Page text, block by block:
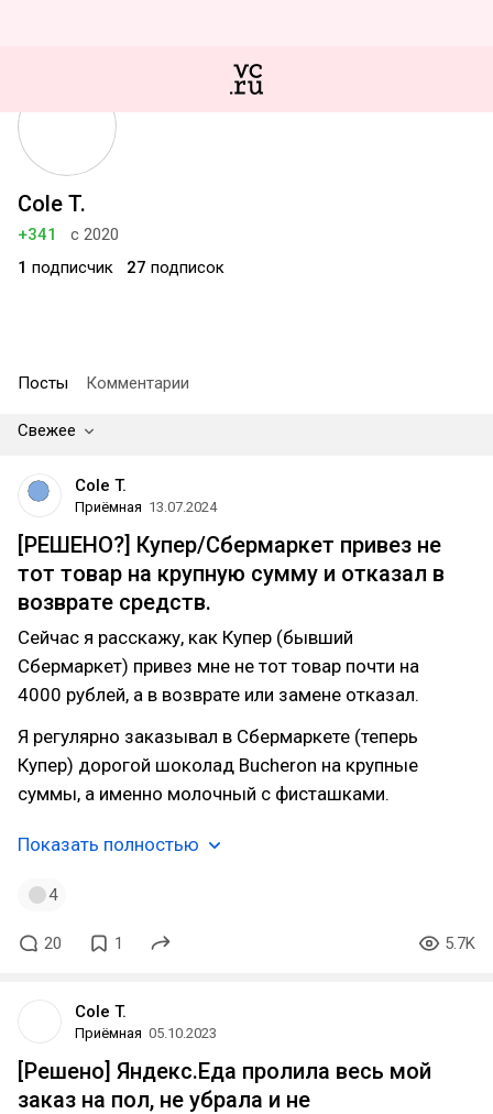
Cole T.
+341
с 2020
1 подписчик 27 подписок
Посты Комментарии
Свежее
Cole T.
Приёмная 13.07.2024
[РЕШЕНО?] Купер/Сбермаркет привез не
тот товар на крупную сумму и отказал в
возврате средств.
Сейчас я расскажу, как Купер (бывший
Сбермаркет) привез мне не тот товар почти на
4000 рублей, а в возврате или замене отказал.
Я регулярно заказывал в Сбермаркете (теперь
Купер) дорогой шоколад Bucheron на крупные
суммы, а именно молочный с фисташками.
Показать полностью
4
20 1 5.7K
Cole T.
Приёмная 05.10.2023
[Решено] Яндекс.Еда пролила весь мой
заказ на пол, не убрала и не